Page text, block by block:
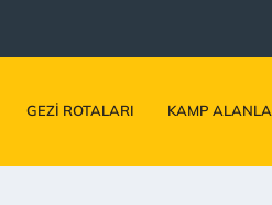
GEZI ROTALARI KAMP